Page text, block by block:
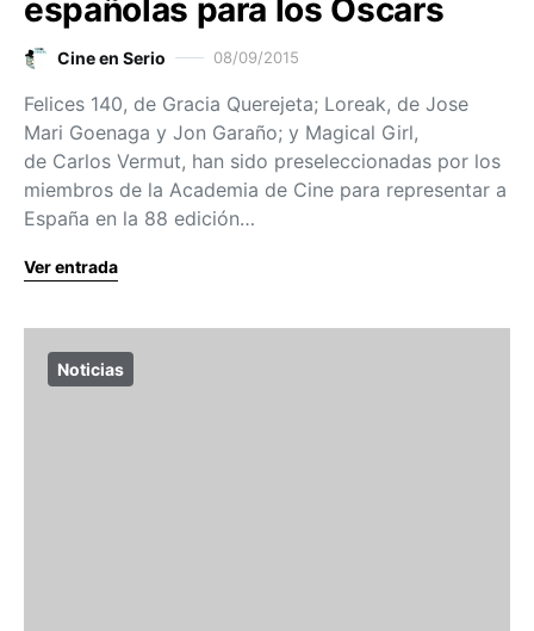
españolas para los Oscars
Cine en Serio 08/09/2015
Felices 140, de Gracia Querejeta; Loreak, de Jose
Mari Goenaga y Jon Garaño; y Magical Girl,
de Carlos Vermut, han sido preseleccionadas por los
miembros de la Academia de Cine para representar a
España en la 88 edición…
Ver entrada
Noticias